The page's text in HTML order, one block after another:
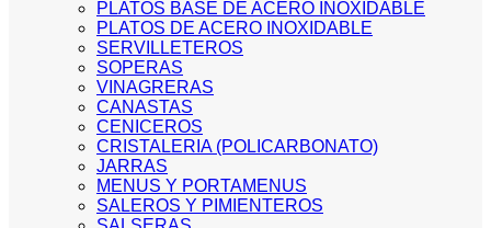
PLATOS BASE DE ACERO INOXIDABLE
PLATOS DE ACERO INOXIDABLE
SERVILLETEROS
SOPERAS
VINAGRERAS
CANASTAS
CENICEROS
CRISTALERIA (POLICARBONATO)
JARRAS
MENUS Y PORTAMENUS
SALEROS Y PIMIENTEROS